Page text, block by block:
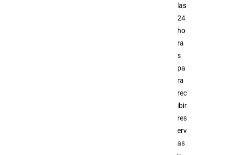
las
24
ho
ra
s
pa
ra
rec
ibir
res
erv
as